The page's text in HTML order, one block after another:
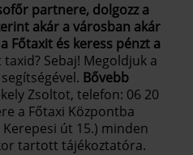
partnere, dolgozz a
akár a városban akár
Főtaxit és keress pénzt a
Sebaj! Megoldjuk a
Bővebb
Zsoltot, telefon: 06 20
a Főtaxi Központba
út 15.) minden
tartott tájékoztatóra.